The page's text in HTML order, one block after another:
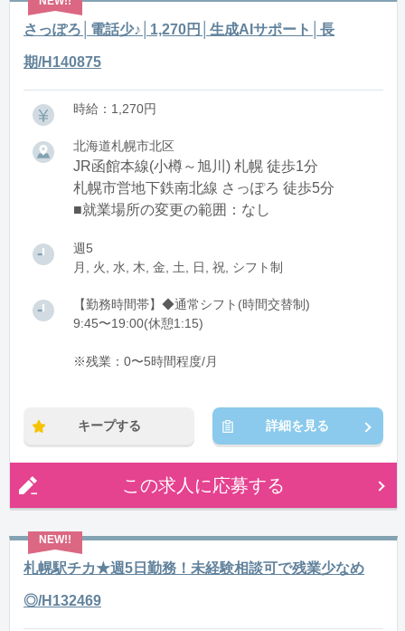
さっぽろ│電話少♪│1,270円│生成AIサポート│長
期/H140875
時給：1,270円
北海道札幌市北区
JR函館本線(小樽～旭川) 札幌 徒歩1分
札幌市営地下鉄南北線 さっぽろ 徒歩5分
■就業場所の変更の範囲：なし
週5
月, 火, 水, 木, 金, 土, 日, 祝, シフト制
【勤務時間帯】◆通常シフト(時間交替制)
9:45〜19:00(休憩1:15)
※残業：0〜5時間程度/月
キープする 詳細を見る
この求人に応募する
札幌駅チカ★週5日勤務！未経験相談可で残業少なめ
◎/H132469